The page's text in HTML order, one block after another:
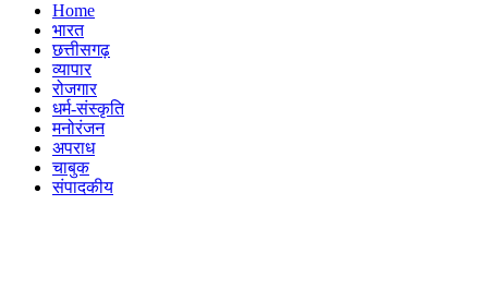
Home
भारत
छत्तीसगढ़
व्यापार
रोजगार
धर्म-संस्कृति
मनोरंजन
अपराध
चाबुक
संपादकीय